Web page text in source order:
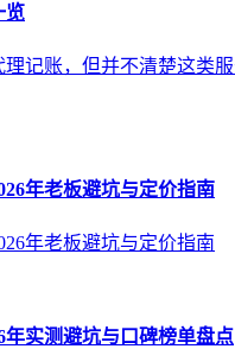
览
记账，但并不清楚这类
年老板避坑与定价指南
年老板避坑与定价指南
实测避坑与口碑榜单盘点